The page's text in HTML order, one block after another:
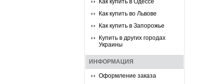
Как купить в Одессе
Как купить во Львове
Как купить в Запорожье
Купить в других городах
Украины
ИНФОРМАЦИЯ
Оформление заказа